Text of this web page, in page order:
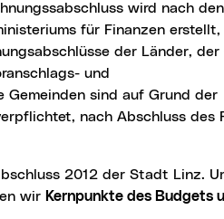
wird nach
für Finanzen
der Länder, der
und
Gemeinden sind auf Grund der
nach Abschluss des
wir Kernpunkte des Budgets